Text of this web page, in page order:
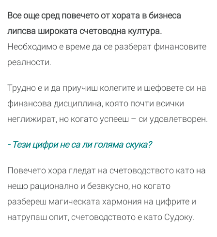
Все още сред повечето от хората в бизнеса
липсва широката счетоводна култура.
Необходимо е време да се разберат финансовите
реалности.
Трудно е и да приучиш колегите и шефовете си на
финансова дисциплина, която почти всички
неглижират, но когато успееш – си удовлетворен.
- Тези цифри не са ли голяма скука?
Повечето хора гледат на счетоводството като на
нещо рационално и безвкусно, но когато
разбереш магическата хармония на цифрите и
натрупаш опит, счетоводството е като Судоку.